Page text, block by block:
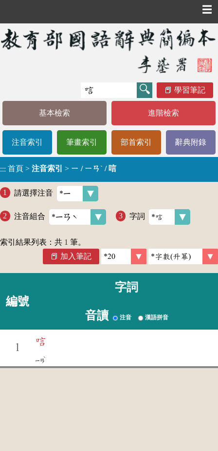
☰
學習筆記
基本檢索 進階檢索
注音索引 筆畫索引 部首索引 辭典附錄
::: 首頁 > 注音索引 > ㄧ / ㄧㄢˋ / 唁
請選擇注音
注音組合 字詞
索引結果列表：共 1 筆。
加入筆記
編號
字詞
音讀 注音 漢語拼音
1
唁
ㄧㄢ
ˋ